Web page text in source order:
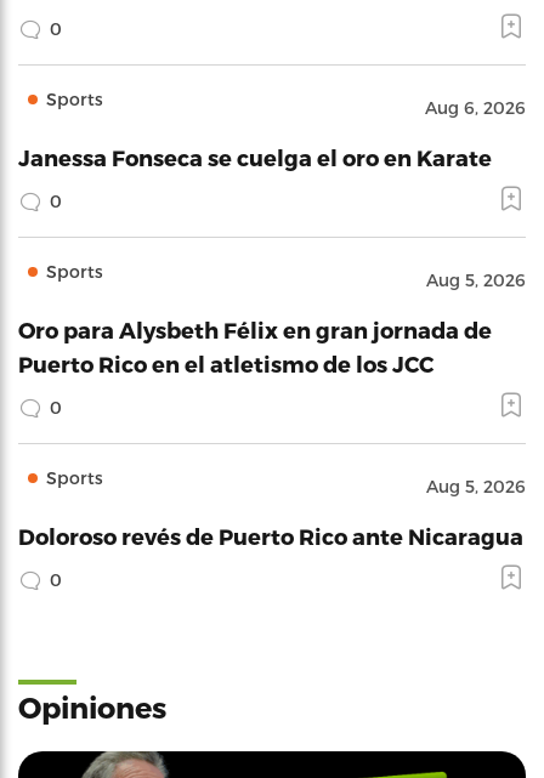
0
Sports Aug 6, 2026
Janessa Fonseca se cuelga el oro en Karate
0
Sports Aug 5, 2026
Oro para Alysbeth Félix en gran jornada de
Puerto Rico en el atletismo de los JCC
0
Sports Aug 5, 2026
Doloroso revés de Puerto Rico ante Nicaragua
0
Opiniones